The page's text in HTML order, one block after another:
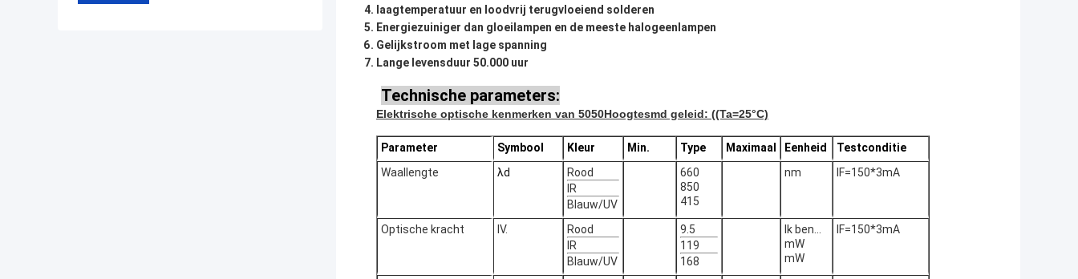
laagtemperatuur en loodvrij terugvloeiend solderen
Energiezuiniger dan gloeilampen en de meeste halogeenlampen
Gelijkstroom met lage spanning
Lange levensduur 50.000 uur
Technische parameters:
Elektrische optische kenmerken van 5050Hoogtesmd geleid: ((Ta=25°C)
Parameter Symbool Kleur Min. Type Maximaal Eenheid
Testconditie
Waallengte
λd
Rood
IR
Blauw/UV
660
850
415
nm IF=150*3mA
Optische kracht IV.
Rood
IR
Blauw/UV
9.5
119
168
Ik ben...
mW
mW
IF=150*3mA